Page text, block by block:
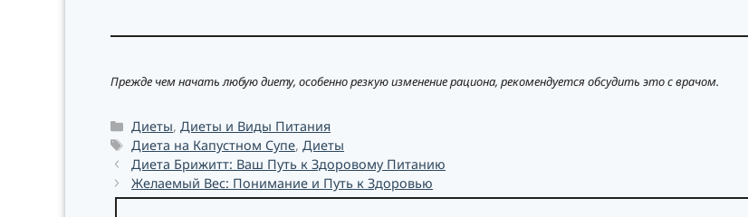
Прежде чем начать любую диету, особенно резкую изменение рациона, рекомендуется обсудить это с врачом.
Рубрики
Диеты,Диеты и Виды Питания
Метки
Диета на Капустном Супе,Диеты
Диета Брижитт: Ваш Путь к Здоровому Питанию
Желаемый Вес: Понимание и Путь к Здоровью